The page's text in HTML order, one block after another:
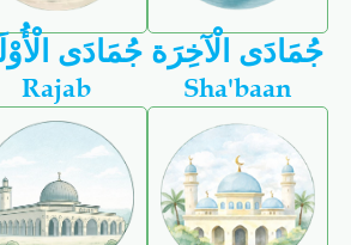
جُمَادَى جُمَادَى الْآخِرَة
Rajab Sha'baan